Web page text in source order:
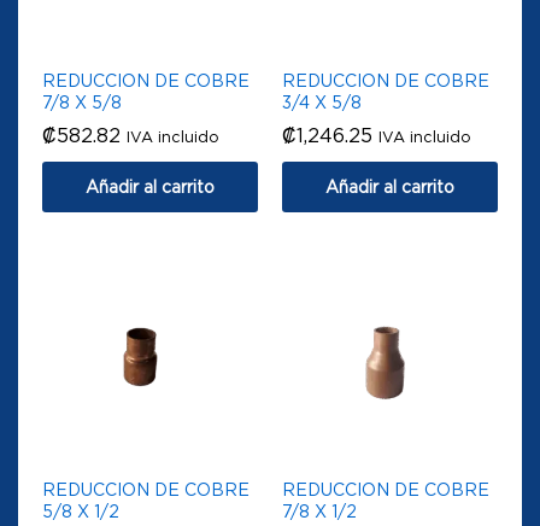
REDUCCION DE COBRE
7/8 X 5/8
₡582.82 IVA incluido
Añadir al carrito
REDUCCION DE COBRE
3/4 X 5/8
₡1,246.25 IVA incluido
Añadir al carrito
REDUCCION DE COBRE
5/8 X 1/2
REDUCCION DE COBRE
7/8 X 1/2